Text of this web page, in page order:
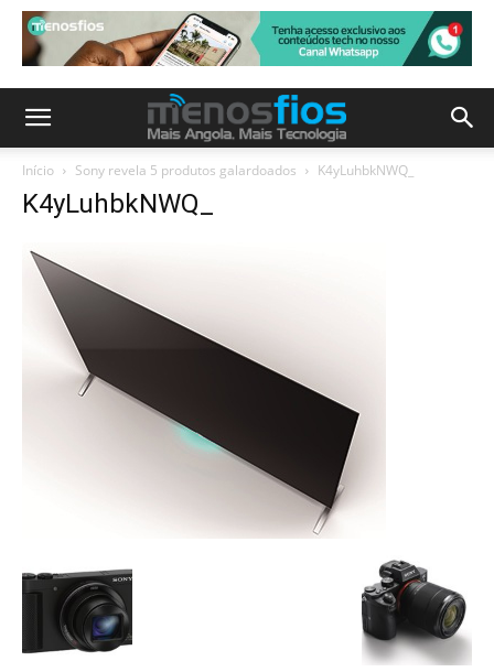
Início Sony revela 5 produtos galardoados K4yLuhbkNWQ_
K4yLuhbkNWQ_